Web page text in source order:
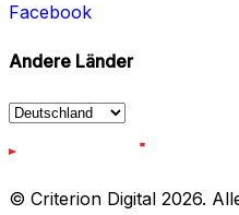
Facebook
Andere Länder
© Criterion Digital 2026.